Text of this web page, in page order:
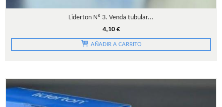
Liderton Nº 3. Venda tubular...
4,10 €
AÑADIR A CARRITO